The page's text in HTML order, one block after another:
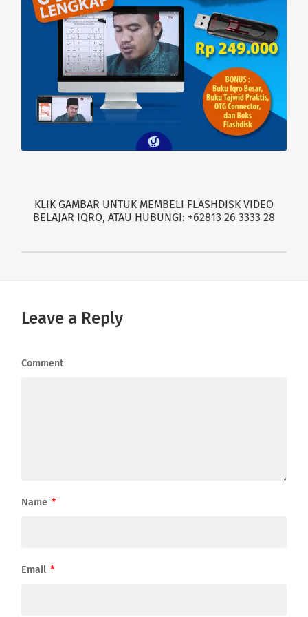
KLIK GAMBAR UNTUK MEMBELI FLASHDISK VIDEO
BELAJAR IQRO, ATAU HUBUNGI: +62813 26 3333 28
Leave a Reply
Comment
Name *
Email *